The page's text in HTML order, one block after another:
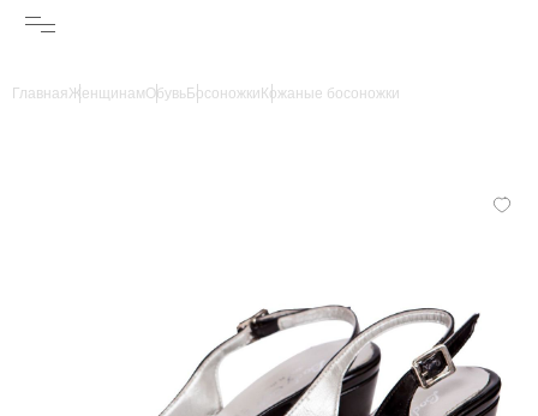
ГлавнаяЖенщинамОбувьБосоножки Кожаные босоножки